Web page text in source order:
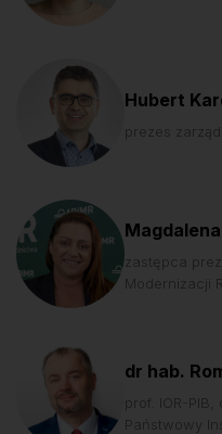
Hubert
prezes
zastępca
Modernizacji
dr hab.
prof. IOR-PIB,
Państwowy